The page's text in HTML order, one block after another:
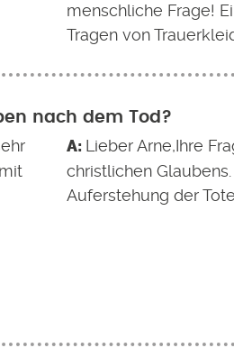
menschliche Frage!
Tragen von
nach dem Tod?
Lieber Arne,Ihre
christlichen
Auferstehung der